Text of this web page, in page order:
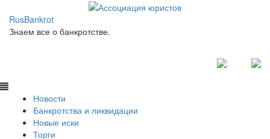
RusBankrot
Знаем все о банкротстве.
Новости
Банкротства и ликвидации
Новые иски
Торги